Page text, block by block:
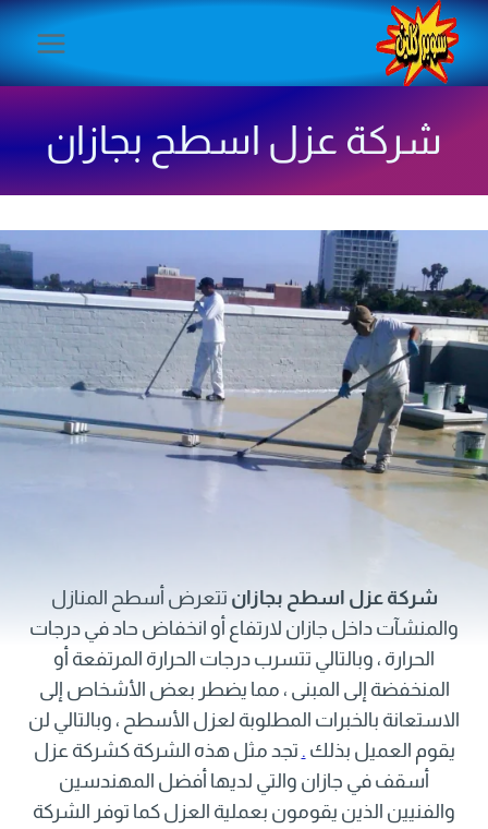
التجاوز
المحتوى
شركة عزل اسطح بجازان
شركة عزل اسطح بجازان تتعرض أسطح المنازل
والمنشآت داخل جازان لارتفاع أو انخفاض حاد في درجات
الحرارة ، وبالتالي تتسرب درجات الحرارة المرتفعة أو
المنخفضة إلى المبنى ، مما يضطر بعض الأشخاص إلى
الاستعانة بالخبرات المطلوبة لعزل الأسطح ، وبالتالي لن
يقوم العميل بذلك . تجد مثل هذه الشركة كشركة عزل
أسقف في جازان والتي لديها أفضل المهندسين
والفنيين الذين يقومون بعملية العزل كما توفر الشركة